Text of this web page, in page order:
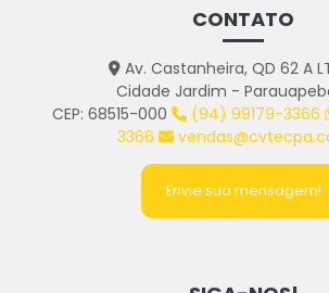
CONTATO
Av. Castanheira, QD 62 A
Cidade Jardim -
CEP: 68515-000
(94) 99179-3366
3366
Envie sua mensagem!